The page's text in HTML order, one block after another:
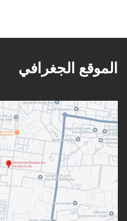
الموقع الجغرافي